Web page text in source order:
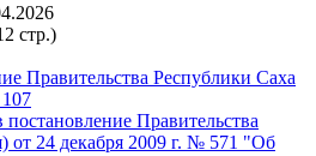
стр.)
Правительства Республики Саха
Правительства
от 24 декабря 2009 г. № 571 "Об